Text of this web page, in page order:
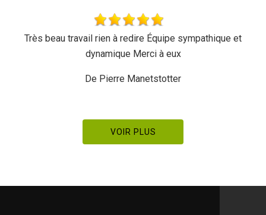
et Rapide et efficace, je
VOIR PLUS